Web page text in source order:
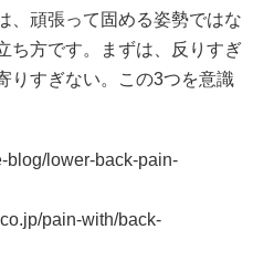
、頑張って固める姿勢ではな
ち方です。まずは、反りすぎ
りすぎない。この3つを意識
blog/lower-back-pain-
pain-with/back-